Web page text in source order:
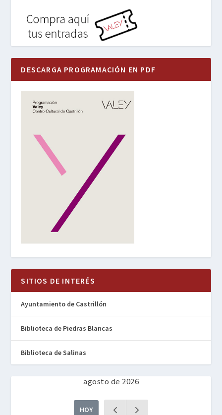
DESCARGA PROGRAMACIÓN EN PDF
SITIOS DE INTERÉS
Ayuntamiento de Castrillón
Biblioteca de Piedras Blancas
Biblioteca de Salinas
agosto de 2026
HOY